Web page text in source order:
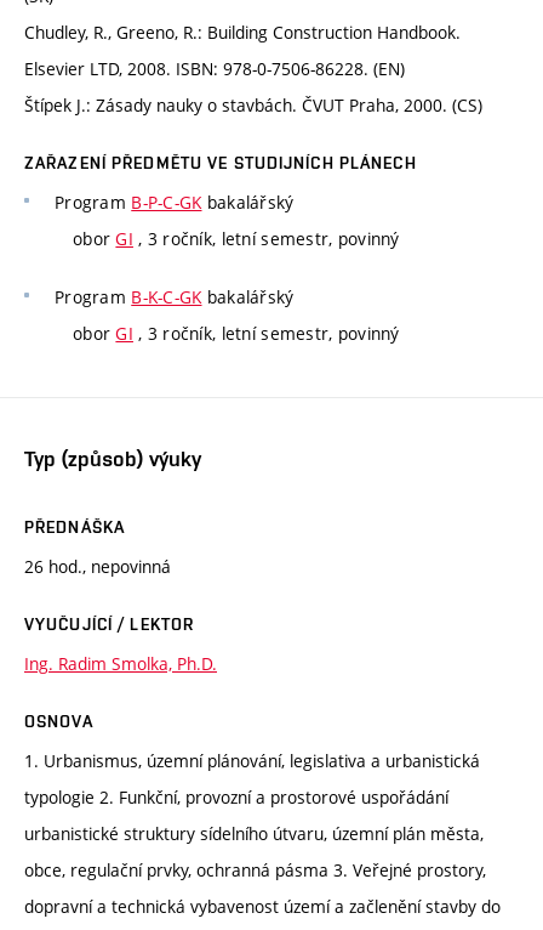
Chudley, R., Greeno, R.: Building Construction Handbook.
Elsevier LTD, 2008. ISBN: 978-0-7506-86228. (EN)
Štípek J.: Zásady nauky o stavbách. ČVUT Praha, 2000. (CS)
ZAŘAZENÍ PŘEDMĚTU VE STUDIJNÍCH PLÁNECH
Program B-P-C-GKbakalářský
oborGI , 3 ročník, letní semestr, povinný
Program B-K-C-GK bakalářský
oborGI , 3 ročník, letní semestr, povinný
Typ (způsob) výuky
PŘEDNÁŠKA
26 hod., nepovinná
VYUČUJÍCÍ / LEKTOR
Ing. Radim Smolka, Ph.D.
OSNOVA
1. Urbanismus, územní plánování, legislativa a urbanistická
typologie 2. Funkční, provozní a prostorové uspořádání
urbanistické struktury sídelního útvaru, územní plán města,
obce, regulační prvky, ochranná pásma 3. Veřejné prostory,
dopravní a technická vybavenost území a začlenění stavby do